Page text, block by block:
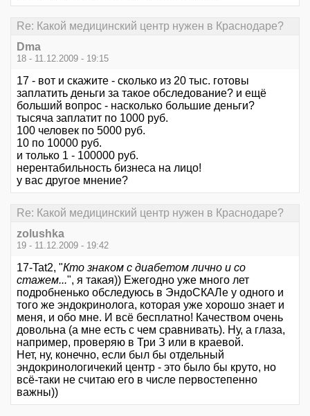
Re: Какой медицинский центр нужен в Краснодаре?
Dma
18 - 11.12.2009 - 19:15
17 - вот и скажите - сколько из 20 тыс. готовы
заплатить деньги за такое обследование? и ещё
больший вопрос - насколько большие деньги?
тысяча заплатит по 1000 руб.
100 человек по 5000 руб.
10 по 10000 руб.
и только 1 - 100000 руб.
нерентабильность бизнеса на лицо!
у вас другое мнение?
Re: Какой медицинский центр нужен в Краснодаре?
zolushka
19 - 11.12.2009 - 19:42
17-Tat2, "Кто знаком с диабетом лично и со
стажем...", я такая)) Ежегодно уже много лет
подробненько обследуюсь в ЭндоСКАЛе у одного и
того же эндокринолога, которая уже хорошо знает и
меня, и обо мне. И всё бесплатно! Качеством очень
довольна (а мне есть с чем сравнивать). Ну, а глаза,
например, проверяю в Три З или в краевой.
Нет, ну, конечно, если был бы отдельный
эндокринологичекий центр - это было бы круто, но
всё-таки не считаю его в числе первостепенно
важны))